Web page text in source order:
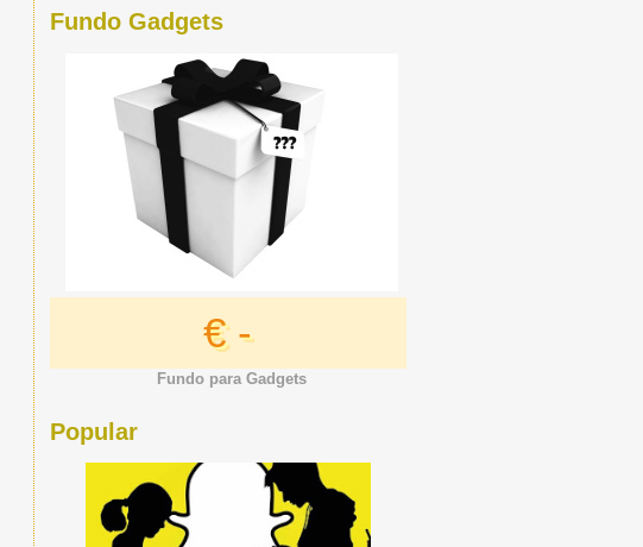
Fundo Gadgets
€ -
Fundo para Gadgets
Popular